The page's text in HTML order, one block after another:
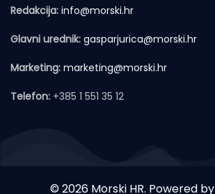
Redakcija: info@morski.hr
Glavni urednik: gasparjurica@morski.hr
Marketing: marketing@morski.hr
Telefon: +385 1 551 35 12
© 2026 Morski HR. Powered by